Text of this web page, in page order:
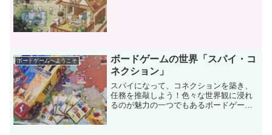
ボードゲームへようこそ
ボードゲームの世界「スパイ・コ
ネクション」
スパイになって、コネクションを築き、
任務を推敲しよう！色々な世界観に浸れ
るのが魅力の一つでもあるボードゲー